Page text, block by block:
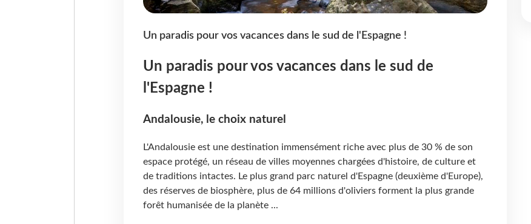
Un paradis pour vos vacances dans le sud de l'Espagne !
Un paradis pour vos vacances dans le sud de
l'Espagne !
Andalousie, le choix naturel
L'Andalousie est une destination immensément riche avec plus de 30 % de son
espace protégé, un réseau de villes moyennes chargées d'histoire, de culture et
de traditions intactes. Le plus grand parc naturel d'Espagne (deuxième d'Europe),
des réserves de biosphère, plus de 64 millions d'oliviers forment la plus grande
forêt humanisée de la planète ...